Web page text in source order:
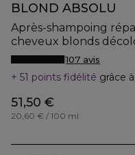
BLOND ABSOLU
Après-shampoing
cheveux blonds
107 avis
51 points fidélité grâce
51,50 €
20,60 € / 100 ml